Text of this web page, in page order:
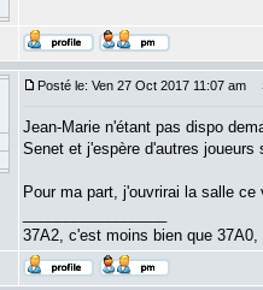
Posté le: Ven 27 Oct 2017 11:07 am
Jean-Marie n'étant pas dispo
Senet et j'espère d'autres joueurs
Pour ma part, j'ouvrirai la salle ce
37A2, c'est moins bien que